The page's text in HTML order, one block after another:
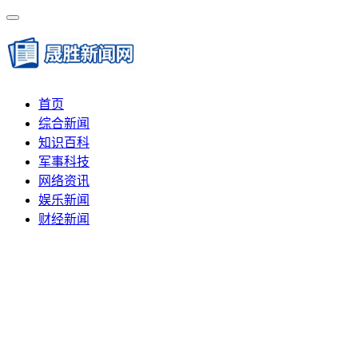
首页
综合新闻
知识百科
军事科技
网络资讯
娱乐新闻
财经新闻